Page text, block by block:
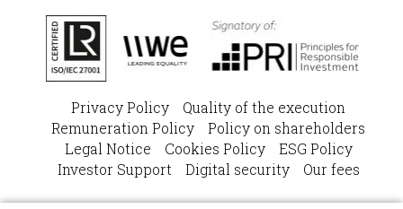
Privacy Policy
Quality of the execution
Remuneration Policy
Policy on shareholders
Legal Notice
Cookies Policy
ESG Policy
Investor Support
Digital security Our fees